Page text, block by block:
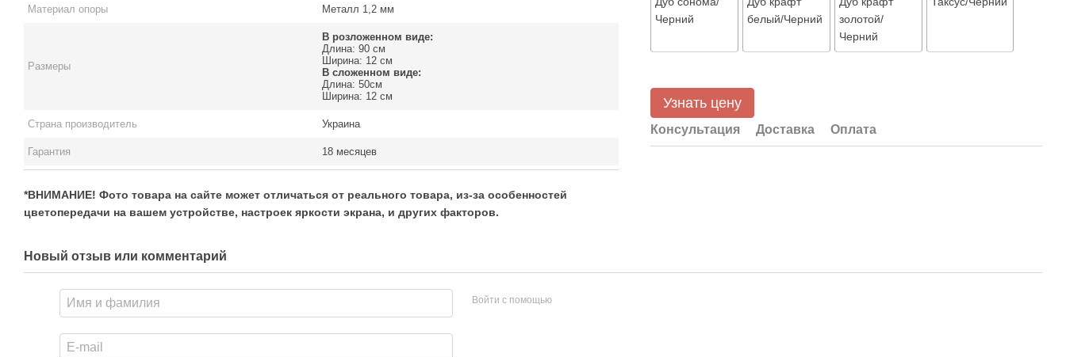
Материал опоры Металл 1,2 мм
Размеры
В розложенном виде:
Длина: 90 см
Ширина: 12 см
В сложенном виде:
Длина: 50см
Ширина: 12 см
Страна производитель Украина
Гарантия 18 месяцев
*ВНИМАНИЕ! Фото товара на сайте может отличаться от реального товара, из-за особенностей
цветопередачи на вашем устройстве, настроек яркости экрана, и других факторов.
Узнать цену
Консультация Доставка Оплата
Новый отзыв или комментарий
Войти с помощью